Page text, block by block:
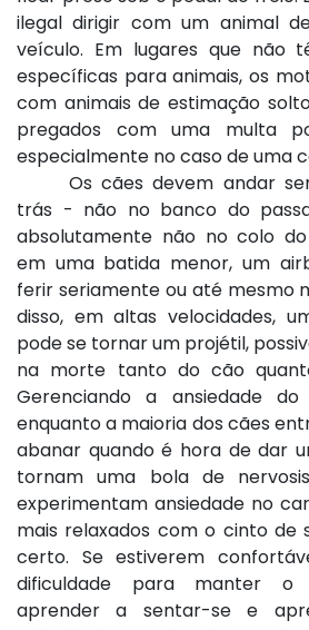
ilegal dirigir com um animal
veículo. Em lugares que não
específicas para animais, os
com animais de estimação
pregados com uma multa
especialmente no caso de uma
Os cães devem andar
trás - não no banco do
absolutamente não no colo
em uma batida menor, um
ferir seriamente ou até mesmo
disso, em altas velocidades,
pode se tornar um projétil,
na morte tanto do cão
Gerenciando a ansiedade
enquanto a maioria dos cães
abanar quando é hora de dar
tornam uma bola de
experimentam ansiedade no
mais relaxados com o cinto de
certo. Se estiverem
dificuldade para manter o
aprender a sentar-se e